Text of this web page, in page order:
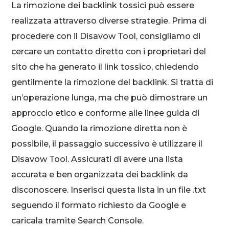
La rimozione dei backlink tossici può essere
realizzata attraverso diverse strategie. Prima di
procedere con il Disavow Tool, consigliamo di
cercare un contatto diretto con i proprietari del
sito che ha generato il link tossico, chiedendo
gentilmente la rimozione del backlink. Si tratta di
un’operazione lunga, ma che può dimostrare un
approccio etico e conforme alle linee guida di
Google. Quando la rimozione diretta non è
possibile, il passaggio successivo è utilizzare il
Disavow Tool. Assicurati di avere una lista
accurata e ben organizzata dei backlink da
disconoscere. Inserisci questa lista in un file .txt
seguendo il formato richiesto da Google e
caricala tramite Search Console.